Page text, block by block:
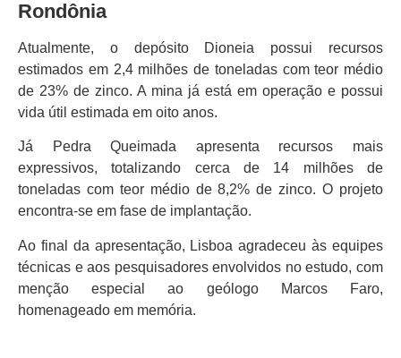
Rondônia
Atualmente, o depósito Dioneia possui recursos
estimados em 2,4 milhões de toneladas com teor médio
de 23% de zinco. A mina já está em operação e possui
vida útil estimada em oito anos.
Já Pedra Queimada apresenta recursos mais
expressivos, totalizando cerca de 14 milhões de
toneladas com teor médio de 8,2% de zinco. O projeto
encontra-se em fase de implantação.
Ao final da apresentação, Lisboa agradeceu às equipes
técnicas e aos pesquisadores envolvidos no estudo, com
menção especial ao geólogo Marcos Faro,
homenageado em memória.